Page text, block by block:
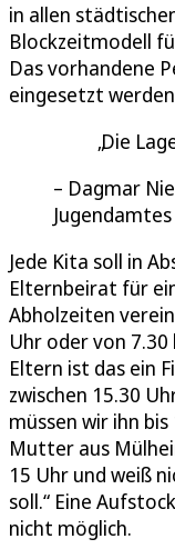
in allen
Blockzeitmodell
Das vorhandene
eingesetzt
Die
Dagmar
Jugendamtes
Jede Kita soll in
Elternbeirat für
Abholzeiten
Uhr oder von 7.30
Eltern ist das ein
zwischen 15.30
müssen wir ihn
Mutter aus
15 Uhr und weiß
soll.“ Eine
nicht möglich.